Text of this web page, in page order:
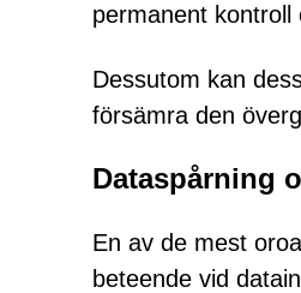
permanent kontroll
Dessutom kan
försämra den
Dataspårning
En av de mest
beteende vid